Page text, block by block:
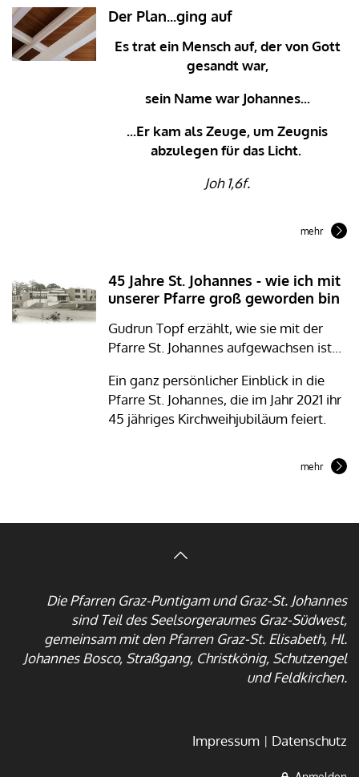
Der Plan...ging auf
Es trat ein Mensch auf, der von Gott
gesandt war,
sein Name war Johannes...
...Er kam als Zeuge, um Zeugnis
abzulegen für das Licht.
Joh 1,6f.
mehr
45 Jahre St. Johannes - wie ich mit
unserer Pfarre groß geworden bin
Gudrun Topf erzählt, wie sie mit der
Pfarre St. Johannes aufgewachsen ist...
Ein ganz persönlicher Einblick in die
Pfarre St. Johannes, die im Jahr 2021 ihr
45 jähriges Kirchweihjubiläum feiert.
mehr
Die Pfarren Graz-Puntigam und Graz-St. Johannes
sind Teil des Seelsorgeraumes Graz-Südwest,
gemeinsam mit den Pfarren Graz-St. Elisabeth, Hl.
Johannes Bosco, Straßgang, Christkönig, Schutzengel
und Feldkirchen.
Impressum Datenschutz